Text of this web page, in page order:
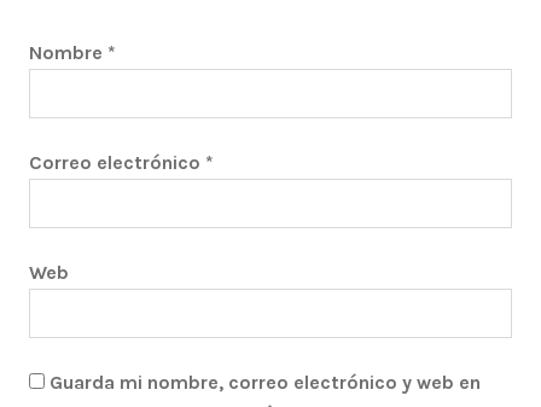
Nombre *
Correo electrónico *
Web
Guarda mi nombre, correo electrónico y web en